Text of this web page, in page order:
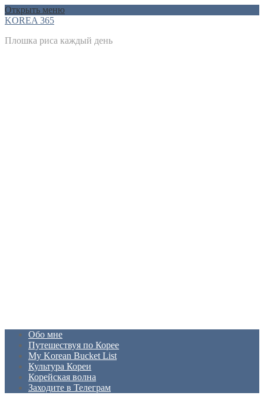
Открыть меню
KOREA 365
Плошка риса каждый день
Обо мне
Путешествуя по Корее
My Korean Bucket List
Культура Кореи
Корейская волна
Заходите в Телеграм